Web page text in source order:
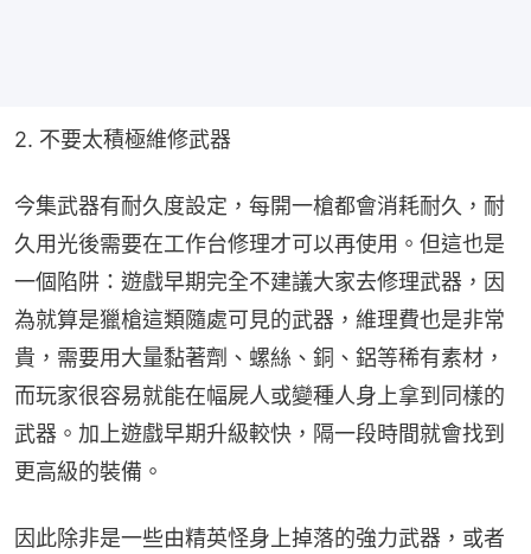
2. 不要太積極維修武器
今集武器有耐久度設定，每開一槍都會消耗耐久，耐
久用光後需要在工作台修理才可以再使用。但這也是
一個陷阱：遊戲早期完全不建議大家去修理武器，因
為就算是獵槍這類隨處可見的武器，維理費也是非常
貴，需要用大量黏著劑、螺絲、銅、鋁等稀有素材，
而玩家很容易就能在幅屍人或變種人身上拿到同樣的
武器。加上遊戲早期升級較快，隔一段時間就會找到
更高級的裝備。
因此除非是一些由精英怪身上掉落的強力武器，或者